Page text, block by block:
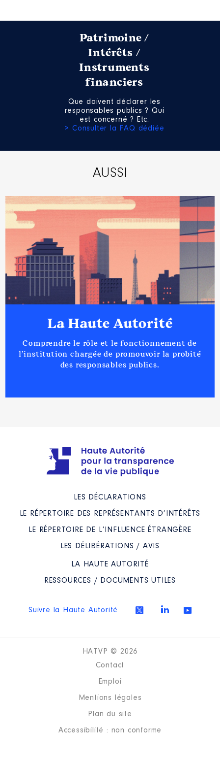
Patrimoine /
Intérêts /
Instruments
financiers
Que doivent déclarer les
responsables publics ? Qui
est concerné ? Etc.
> Consulter la FAQ dédiée
AUSSI
La Haute Autorité
Comprendre le rôle et le fonctionnement de
l’institution chargée de promouvoir la probité
des responsables publics.
LES DÉCLARATIONS
LE RÉPERTOIRE DES REPRÉSENTANTS D’INTÉRÊTS
LE RÉPERTOIRE DE L’INFLUENCE ÉTRANGÈRE
LES DÉLIBÉRATIONS / AVIS
LA HAUTE AUTORITÉ
RESSOURCES / DOCUMENTS UTILES
Suivre la Haute Autorité
HATVP © 2026
Contact
Emploi
Mentions légales
Plan du site
Accessibilité : non conforme